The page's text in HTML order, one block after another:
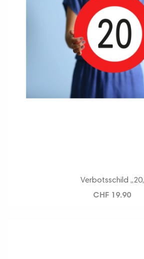
Verbotsschild ,,20,
CHF 19.90